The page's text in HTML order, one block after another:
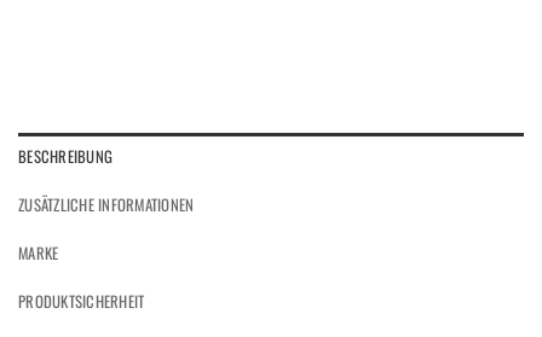
BESCHREIBUNG
ZUSÄTZLICHE INFORMATIONEN
MARKE
PRODUKTSICHERHEIT